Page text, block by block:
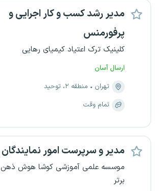
مدیر رشد کسب و کار اجرایی و
پرفورمنس
کلینیک ترک اعتیاد کیمیای رهایی
ارسال آسان
تهران
منطقه ۲، توحید
تمام وقت
مدیر و سرپرست امور نمایندگان
موسسه علمی آموزشی کوشا هوش ذهن
برتر